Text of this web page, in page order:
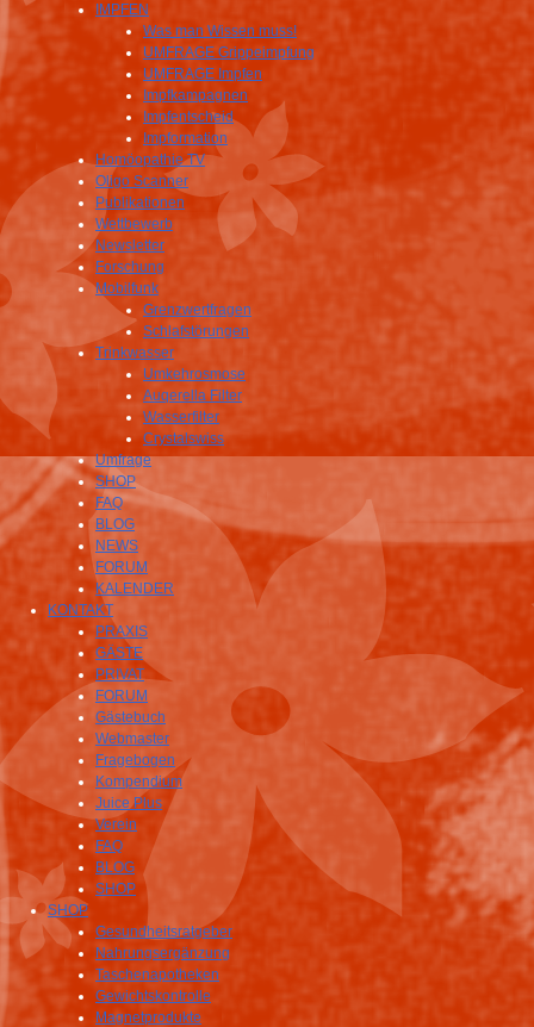
IMPFEN
Was man Wissen muss!
UMFRAGE Grippeimpfung
UMFRAGE Impfen
Impfkampagnen
Impfentscheid
Impformation
Homöopathie TV
Oligo Scanner
Publikationen
Wettbewerb
Newsletter
Forschung
Mobilfunk
Grenzwertfragen
Schlafstörungen
Trinkwasser
Umkehrosmose
Auqerella Filter
Wasserfilter
Crystalswiss
Umfrage
SHOP
FAQ
BLOG
NEWS
FORUM
KALENDER
KONTAKT
PRAXIS
GÄSTE
PRIVAT
FORUM
Gästebuch
Webmaster
Fragebogen
Kompendium
Juice Plus
Verein
FAQ
BLOG
SHOP
SHOP
Gesundheitsratgeber
Nahrungsergänzung
Taschenapotheken
Gewichtskontrolle
Magnetprodukte